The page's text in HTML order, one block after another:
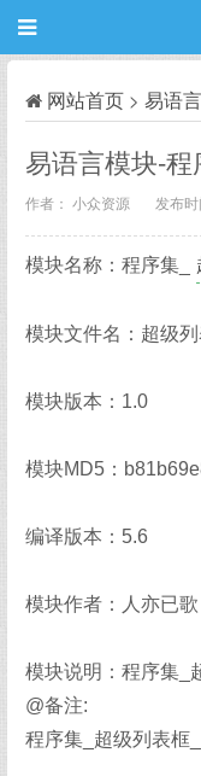
网站首页 > 易语
易语言模块-
作者： 小众资源 发布
模块名称：程序集_
模块文件名：超级
模块版本：1.0
模块MD5：
编译版本：5.6
模块作者：人亦已歌
模块说明：程序集_
@备注:
程序集_超级列表框